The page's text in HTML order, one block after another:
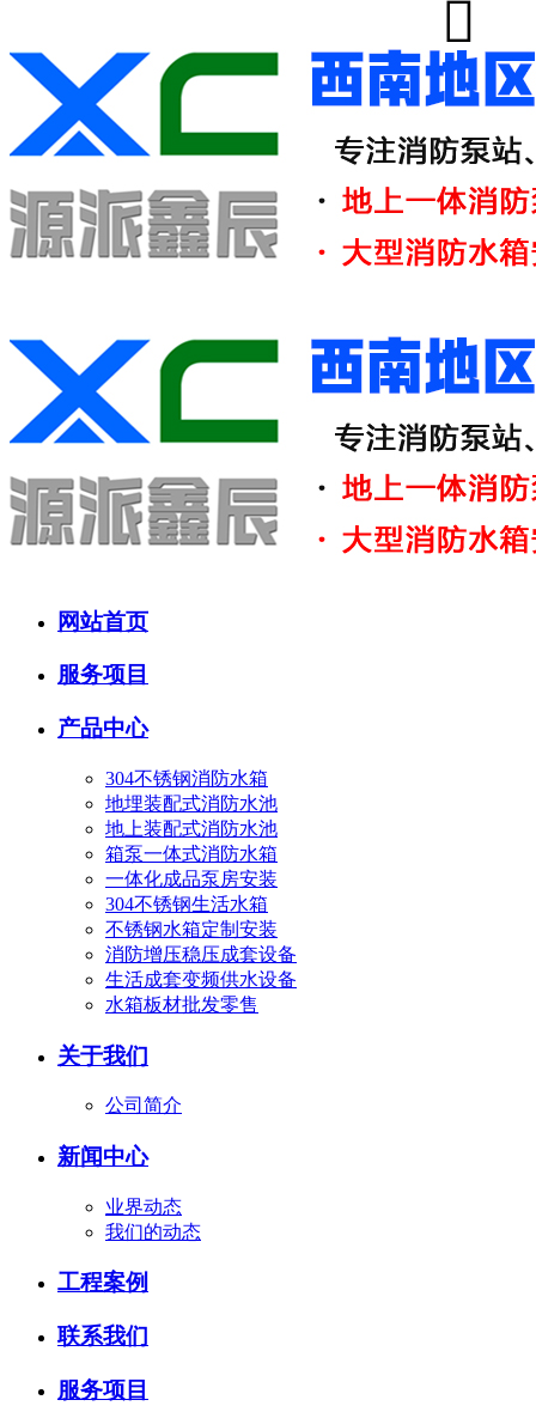
网站首页
服务项目
产品中心
304不锈钢消防水箱
地埋装配式消防水池
地上装配式消防水池
箱泵一体式消防水箱
一体化成品泵房安装
304不锈钢生活水箱
不锈钢水箱定制安装
消防增压稳压成套设备
生活成套变频供水设备
水箱板材批发零售
关于我们
公司简介
新闻中心
业界动态
我们的动态
工程案例
联系我们
服务项目